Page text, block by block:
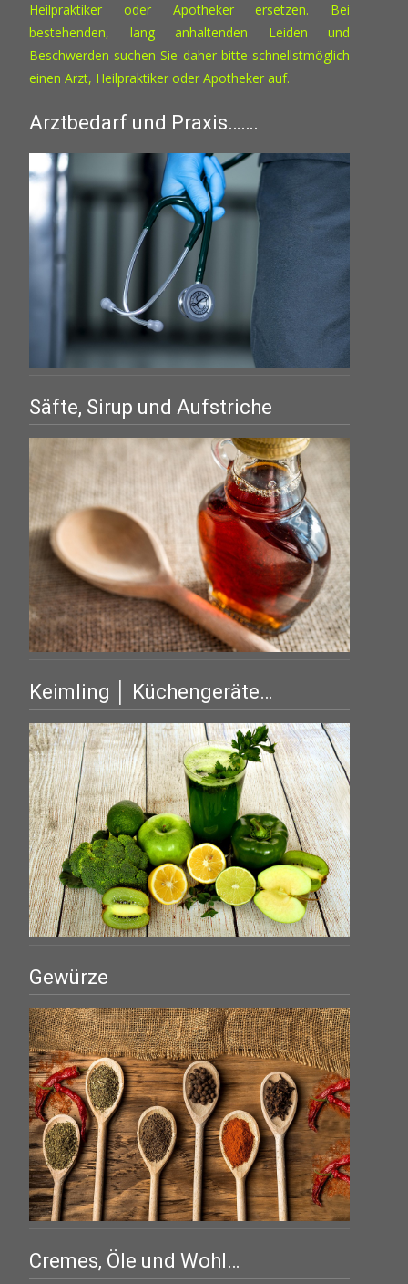
Heilpraktiker oder Apotheker ersetzen. Bei
bestehenden, lang anhaltenden Leiden und
Beschwerden suchen Sie daher bitte schnellstmöglich
einen Arzt, Heilpraktiker oder Apotheker auf.
Arztbedarf und Praxis…….
Säfte, Sirup und Aufstriche
Keimling │ Küchengeräte…
Gewürze
Cremes, Öle und Wohl…